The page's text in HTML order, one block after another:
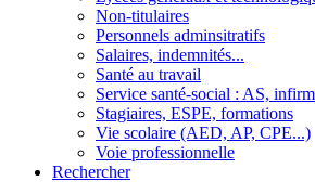
Non-titulaires
Personnels adminsitratifs
Salaires, indemnités...
Santé au travail
Service santé-social : AS,
Stagiaires, ESPE, formations
Vie scolaire (AED, AP, CPE...)
Voie professionnelle
Rechercher